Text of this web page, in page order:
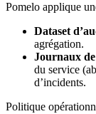
Pomelo applique
Dataset
agrégation.
Journaux
du service
d’incidents.
Politique